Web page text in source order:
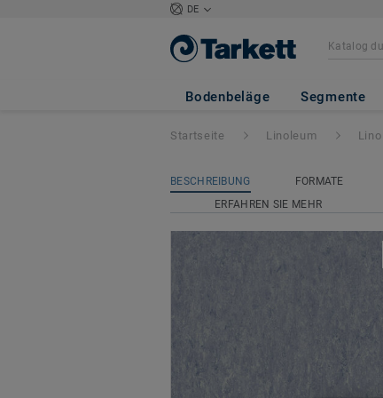
DE
Bodenbeläge Segmente
Lino Loose-Lay
Startseite Linoleum
BESCHREIBUNG FORMATE
ERFAHREN SIE MEHR